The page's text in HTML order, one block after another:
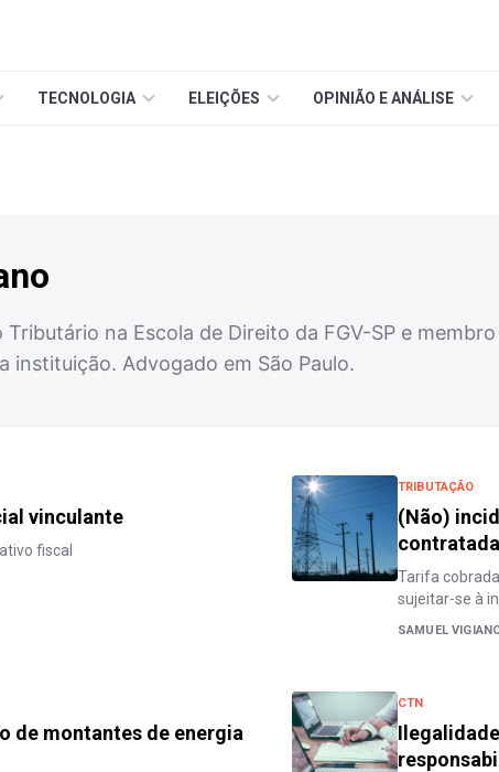
TECNOLOGIA ELEIÇÕES OPINIÃO E ANÁLISE
na Escola de Direito da FGV-SP e
instituição. Advogado em São Paulo.
vinculante
fiscal
TRIBUTAÇÃO
(Não)
Tarifa
sujeitar-se à
SAMUEL
de montantes de energia
CTN